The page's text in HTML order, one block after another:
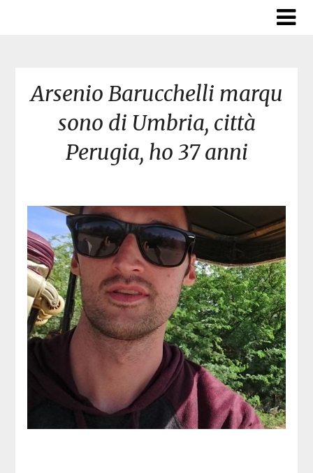
Arsenio Barucchelli marqu
sono di Umbria, città
Perugia, ho 37 anni